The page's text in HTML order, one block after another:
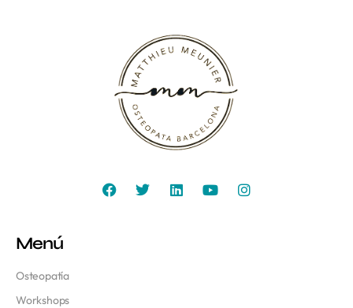
Menú
Osteopatía
Workshops